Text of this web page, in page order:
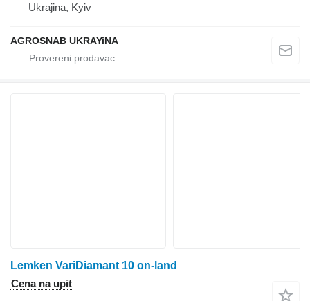
Ukrajina, Kyiv
AGROSNAB UKRAYiNA
Lemken VariDiamant 10 on-land
Cena na upit